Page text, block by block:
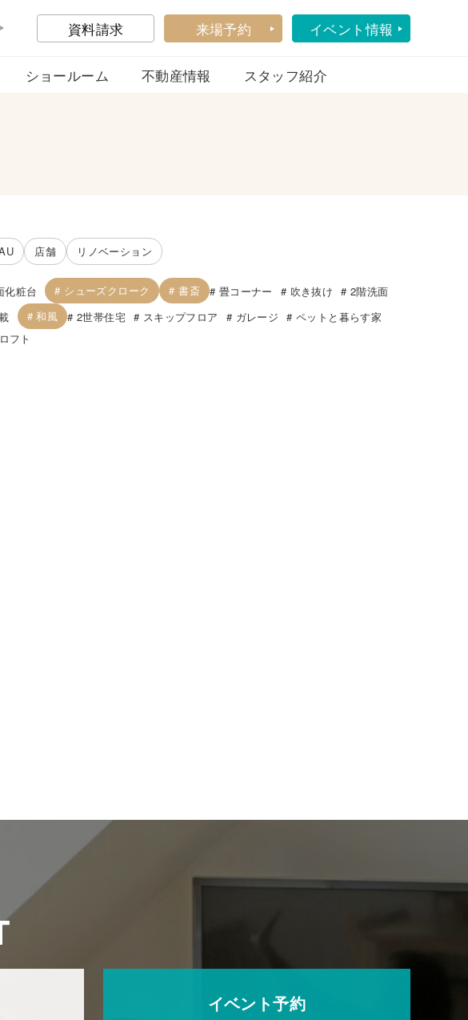
資料請求 来場予約 イベント情報
ショールーム 不動産情報 スタッフ紹介
店舗 リノベーション
化粧台 シューズクローク 書斎 畳コーナー 吹き抜け
2階洗面
和風 2世帯住宅 スキップフロア ガレージ
ペットと暮らす家
ロフト
イベント予約